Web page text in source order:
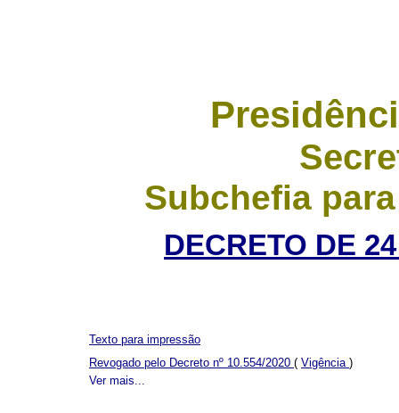
Subchefia
DECRETO DE
Ver mais...
Texto para impressão
Revogado pelo Decreto nº 10.554/2020 ( Vigência )